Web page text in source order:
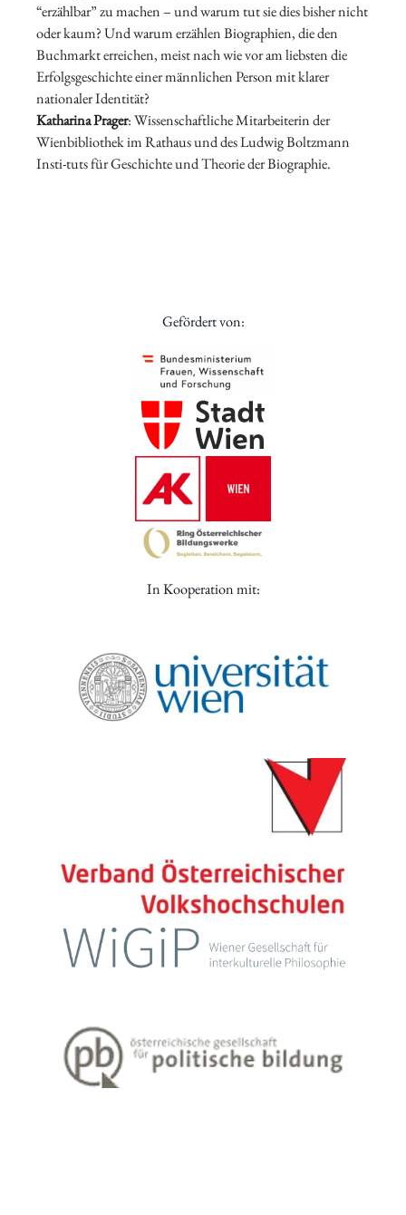
“erzählbar” zu machen – und warum tut sie dies bisher nicht
oder kaum? Und warum erzählen Biographien, die den
Buchmarkt erreichen, meist nach wie vor am liebsten die
Erfolgsgeschichte einer männlichen Person mit klarer
nationaler Identität?
Katharina Prager: Wissenschaftliche Mitarbeiterin der
Wienbibliothek im Rathaus und des Ludwig Boltzmann
Insti-tuts für Geschichte und Theorie der Biographie.
Gefördert von:
In Kooperation mit: